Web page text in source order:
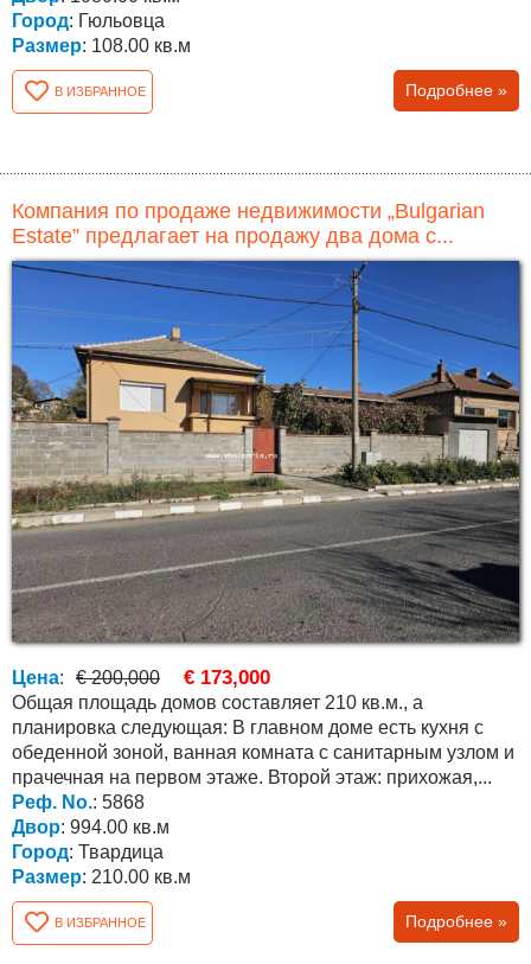
Город: Гюльовца
Размер: 108.00 кв.м
В ИЗБРАННОЕ Подробнее »
Компания по продаже недвижимости „Bulgarian
Estate” предлагает на продажу два дома с...
Цена: € 200,000 € 173,000
Общая площадь домов составляет 210 кв.м., а
планировка следующая: В главном доме есть кухня с
обеденной зоной, ванная комната с санитарным узлом и
прачечная на первом этаже. Второй этаж: прихожая,...
Реф. No.: 5868
Двор: 994.00 кв.м
Город: Твардица
Размер: 210.00 кв.м
В ИЗБРАННОЕ Подробнее »